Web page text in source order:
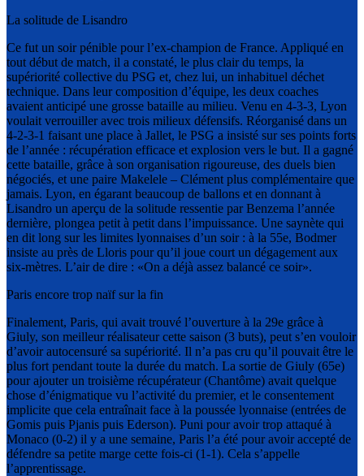
La solitude de Lisandro
Ce fut un soir pénible pour l’ex-champion de France. Appliqué en
tout début de match, il a constaté, le plus clair du temps, la
supériorité collective du PSG et, chez lui, un inhabituel déchet
technique. Dans leur composition d’équipe, les deux coaches
avaient anticipé une grosse bataille au milieu. Venu en 4-3-3, Lyon
voulait verrouiller avec trois milieux défensifs. Réorganisé dans un
4-2-3-1 faisant une place à Jallet, le PSG a insisté sur ses points forts
de l’année : récupération efficace et explosion vers le but. Il a gagné
cette bataille, grâce à son organisation rigoureuse, des duels bien
négociés, et une paire Makelele – Clément plus complémentaire que
jamais. Lyon, en égarant beaucoup de ballons et en donnant à
Lisandro un aperçu de la solitude ressentie par Benzema l’année
dernière, plongea petit à petit dans l’impuissance. Une saynète qui
en dit long sur les limites lyonnaises d’un soir : à la 55e, Bodmer
insiste au près de Lloris pour qu’il joue court un dégagement aux
six-mètres. L’air de dire : «On a déjà assez balancé ce soir».
Paris encore trop naïf sur la fin
Finalement, Paris, qui avait trouvé l’ouverture à la 29e grâce à
Giuly, son meilleur réalisateur cette saison (3 buts), peut s’en vouloir
d’avoir autocensuré sa supériorité. Il n’a pas cru qu’il pouvait être le
plus fort pendant toute la durée du match. La sortie de Giuly (65e)
pour ajouter un troisième récupérateur (Chantôme) avait quelque
chose d’énigmatique vu l’activité du premier, et le consentement
implicite que cela entraînait face à la poussée lyonnaise (entrées de
Gomis puis Pjanis puis Ederson). Puni pour avoir trop attaqué à
Monaco (0-2) il y a une semaine, Paris l’a été pour avoir accepté de
défendre sa petite marge cette fois-ci (1-1). Cela s’appelle
l’apprentissage.